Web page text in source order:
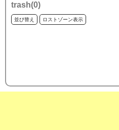
trash(0)
並び替え ロストゾーン表示